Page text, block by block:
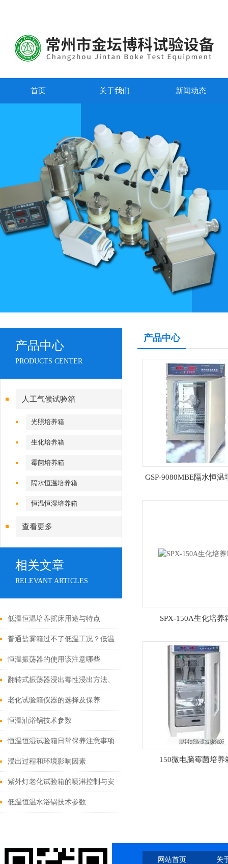
首页 关于我们 新闻动态
产品中心
PRODUCTS CENTER
人工气候试验箱
光照培养箱
生化培养箱
霉菌培养箱
隔水恒温培养箱
恒温恒湿培养箱
查看更多
相关文章
RELEVANT ARTICLES
低温恒温培养摇床用途与特点
普通盐雾箱过不了低温工况？低温
盐雾腐蚀试验箱优势全解析
恒温振荡器的使用该注意哪些
翻转式振荡器浸出毒性浸出方法、
硫酸硝酸法（2）
老化试验箱仪器的选择及保养
恒温油浴锅技术参数
恒温恒湿试验箱日常保养注意事项
浸出过程和环境影响因素
紫外灯老化试验箱的喷淋控制与安
全防护装置
低温恒温水浴锅技术参数
产品中心
GSP-9080MBE隔水恒温
SPX-150A生化培养
150微电脑霉菌培养
网站首页 关